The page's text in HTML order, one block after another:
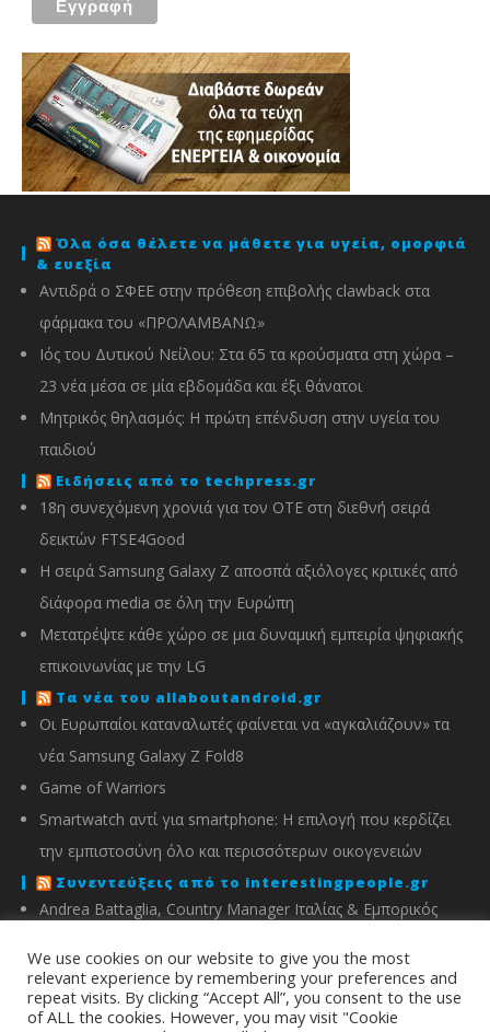
Όλα όσα θέλετε να μάθετε για υγεία, ομορφιά
& ευεξία
Αντιδρά ο ΣΦΕΕ στην πρόθεση επιβολής clawback στα
φάρμακα του «ΠΡΟΛΑΜΒΑΝΩ»
Ιός του Δυτικού Νείλου: Στα 65 τα κρούσματα στη χώρα –
23 νέα μέσα σε μία εβδομάδα και έξι θάνατοι
Μητρικός θηλασμός: Η πρώτη επένδυση στην υγεία του
παιδιού
Ειδήσεις από το techpress.gr
18η συνεχόμενη χρονιά για τον ΟΤΕ στη διεθνή σειρά
δεικτών FTSE4Good
Η σειρά Samsung Galaxy Z αποσπά αξιόλογες κριτικές από
διάφορα media σε όλη την Ευρώπη
Μετατρέψτε κάθε χώρο σε μια δυναμική εμπειρία ψηφιακής
επικοινωνίας με την LG
Τα νέα του allaboutandroid.gr
Οι Ευρωπαίοι καταναλωτές φαίνεται να «αγκαλιάζουν» τα
νέα Samsung Galaxy Z Fold8
Game of Warriors
Smartwatch αντί για smartphone: Η επιλογή που κερδίζει
την εμπιστοσύνη όλο και περισσότερων οικογενειών
Συνεντεύξεις από το interestingpeople.gr
Andrea Battaglia, Country Manager Ιταλίας & Εμπορικός
IMOU
Μιχάλης Χειμώνας, Γενικός Διευθυντής ΣΦΕΕ
We use cookies on our website to give you the most
relevant experience by remembering your preferences and
repeat visits. By clicking “Accept All”, you consent to the use
of ALL the cookies. However, you may visit "Cookie